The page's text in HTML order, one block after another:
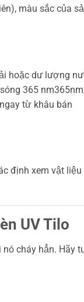
màu sắc của
hoặc dư lượng
365 nm
từ khâu bán
định xem vật liệu
UV Tilo
cháy hẳn. Hãy